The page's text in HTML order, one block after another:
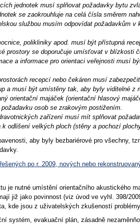
jednotek musí splňovat požadavky bytu
se zaokrouhluje na celá čísla směrem
službou musím odpovídat požadavkům v
polikliniky apod. musí být přístupná
prostory se doporučuje umísťovat v blízkosti
a informace pro orientaci veřejnosti musí
recepcí nebo čekáren musí
a musí být umístěny tak, aby byly viditelné
orientační majáček (orientační hlasový
osob se zrakovým postižením.
zařízení musí mít splňovat
odlišení velkých ploch (stěny a pochozí
aby byly bezbariérové pro všechny,
po r. 2009, nových nebo
je nutné umístění orientačního akustického
již jako povinnost (viz úvod ve vyhl. 398/
kde jsou z uživatelských zkušeností
systém, evakuační plán, zásadně